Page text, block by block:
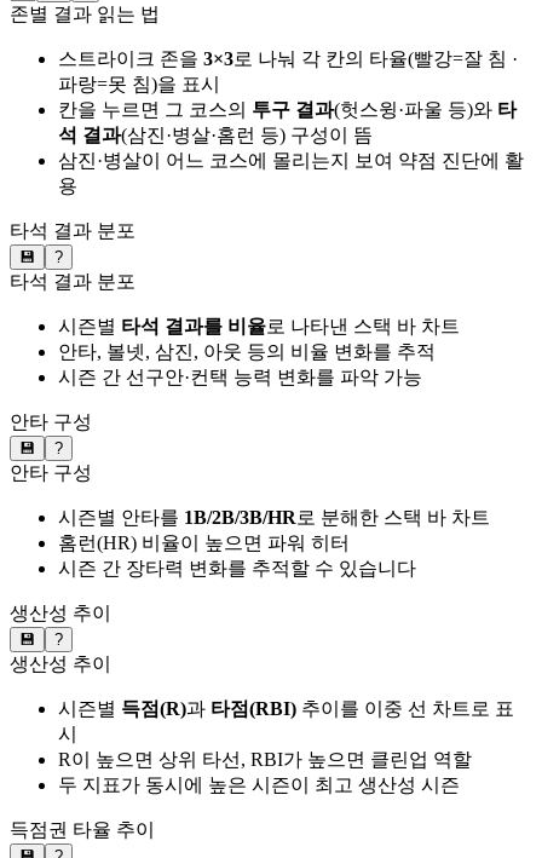
존별 결과 읽는 법
스트라이크 존을 3×3로 나눠 각 칸의 타율(빨강=잘 침 ·
파랑=못 침)을 표시
칸을 누르면 그 코스의 투구 결과(헛스윙·파울 등)와 타
석 결과(삼진·병살·홈런 등) 구성이 뜸
삼진·병살이 어느 코스에 몰리는지 보여 약점 진단에 활
용
타석 결과 분포
💾 ?
타석 결과 분포
시즌별 타석 결과를 비율로 나타낸 스택 바 차트
안타, 볼넷, 삼진, 아웃 등의 비율 변화를 추적
시즌 간 선구안·컨택 능력 변화를 파악 가능
안타 구성
💾 ?
안타 구성
시즌별 안타를 1B/2B/3B/HR로 분해한 스택 바 차트
홈런(HR) 비율이 높으면 파워 히터
시즌 간 장타력 변화를 추적할 수 있습니다
생산성 추이
💾 ?
생산성 추이
시즌별 득점(R)과 타점(RBI) 추이를 이중 선 차트로 표
시
R이 높으면 상위 타선, RBI가 높으면 클린업 역할
두 지표가 동시에 높은 시즌이 최고 생산성 시즌
득점권 타율 추이